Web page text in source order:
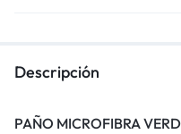
Descripción
PAÑO MICROFIBRA